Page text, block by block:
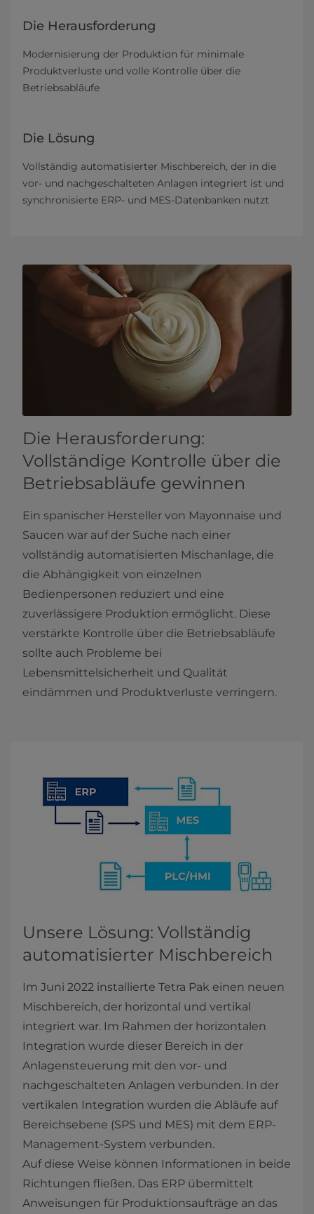
Die Herausforderung
Modernisierung der Produktion für minimale
Produktverluste und volle Kontrolle über die
Betriebsabläufe
Die Lösung
Vollständig automatisierter Mischbereich, der in die
vor- und nachgeschalteten Anlagen integriert ist und
synchronisierte ERP- und MES-Datenbanken nutzt
Die Herausforderung:
Vollständige Kontrolle über die
Betriebsabläufe gewinnen
Ein spanischer Hersteller von Mayonnaise und
Saucen war auf der Suche nach einer
vollständig automatisierten Mischanlage, die
die Abhängigkeit von einzelnen
Bedienpersonen reduziert und eine
zuverlässigere Produktion ermöglicht. Diese
verstärkte Kontrolle über die Betriebsabläufe
sollte auch Probleme bei
Lebensmittelsicherheit und Qualität
eindämmen und Produktverluste verringern.
Unsere Lösung: Vollständig
automatisierter Mischbereich
Im Juni 2022 installierte Tetra Pak einen neuen
Mischbereich, der horizontal und vertikal
integriert war. Im Rahmen der horizontalen
Integration wurde dieser Bereich in der
Anlagensteuerung mit den vor- und
nachgeschalteten Anlagen verbunden. In der
vertikalen Integration wurden die Abläufe auf
Bereichsebene (SPS und MES) mit dem ERP-
Management-System verbunden.
Auf diese Weise können Informationen in beide
Richtungen fließen. Das ERP übermittelt
Anweisungen für Produktionsaufträge an das